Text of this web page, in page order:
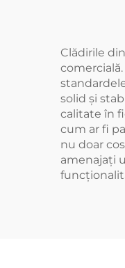
Clădirile
solid și
calitate în
cum ar fi
nu doar
amenajați